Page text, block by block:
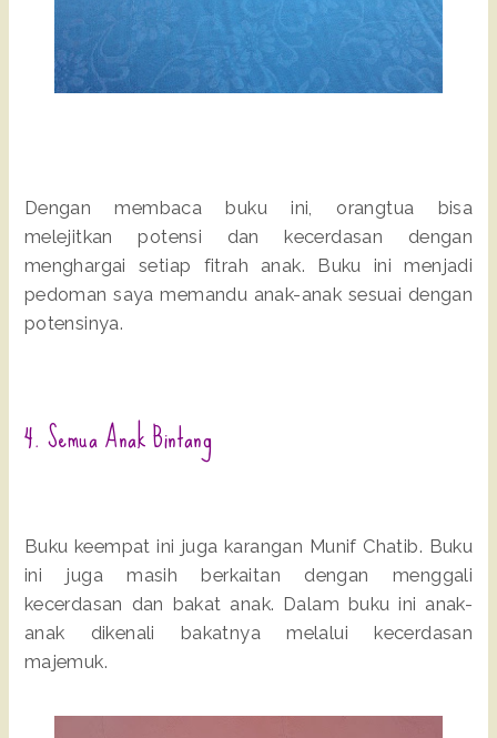
Dengan membaca buku ini, orangtua bisa
melejitkan potensi dan kecerdasan dengan
menghargai setiap fitrah anak. Buku ini menjadi
pedoman saya memandu anak-anak sesuai dengan
potensinya.
4. Semua Anak Bintang
Buku keempat ini juga karangan Munif Chatib. Buku
ini juga masih berkaitan dengan menggali
kecerdasan dan bakat anak. Dalam buku ini anak-
anak dikenali bakatnya melalui kecerdasan
majemuk.